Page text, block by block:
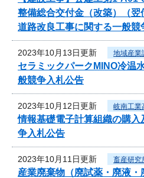
整備総合交付金（改築）（
道路改良工事に関する一般競
2023年10月13日更新 地域産業
セラミックパークMINO冷温
般競争入札公告
2023年10月12日更新 岐南工業
情報基礎電子計算組織の購
争入札公告
2023年10月11日更新 畜産研究
産業廃棄物（廃試薬・廃液